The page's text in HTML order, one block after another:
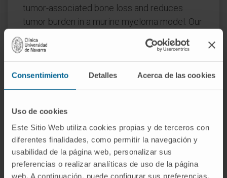
Consentimiento Detalles Acerca de las cookies
Uso de cookies
Este Sitio Web utiliza cookies propias y de terceros con
diferentes finalidades, como permitir la navegación y
usabilidad de la página web, personalizar sus
preferencias o realizar analíticas de uso de la página
web. A continuación, puede configurar sus preferencias,
tumor-associated bone loss and reduces
tumor burden in a murine myeloma model. Our
results demonstrate that epigenetic
aberrancies mediate the impairment of bone
formation in MM, and its targeting by CM-272
is able to reverse MBD.
18;12(1):421. doi: 10.1038/s41467-020-
20715-x.
VER PUBLICACIÓN EN PUBMED